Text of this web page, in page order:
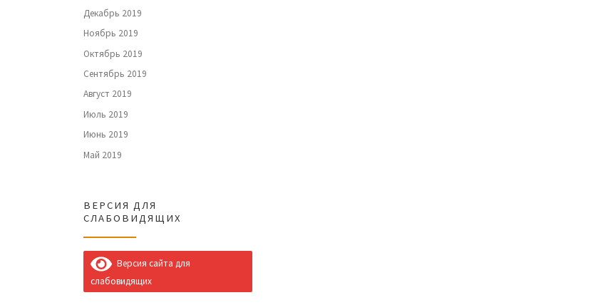
Декабрь 2019
Ноябрь 2019
Октябрь 2019
Сентябрь 2019
Август 2019
Июль 2019
Июнь 2019
Май 2019
ВЕРСИЯ ДЛЯ
СЛАБОВИДЯЩИХ
Версия сайта для
слабовидящих